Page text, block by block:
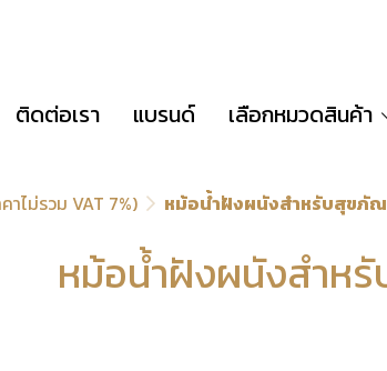
ติดต่อเรา แบรนด์ เลือกหมวดสินค้า
าไม่รวม VAT 7%) หม้อน้ำฝังผนังสำหรับสุขภั
หม้อน้ำฝังผนังสำห